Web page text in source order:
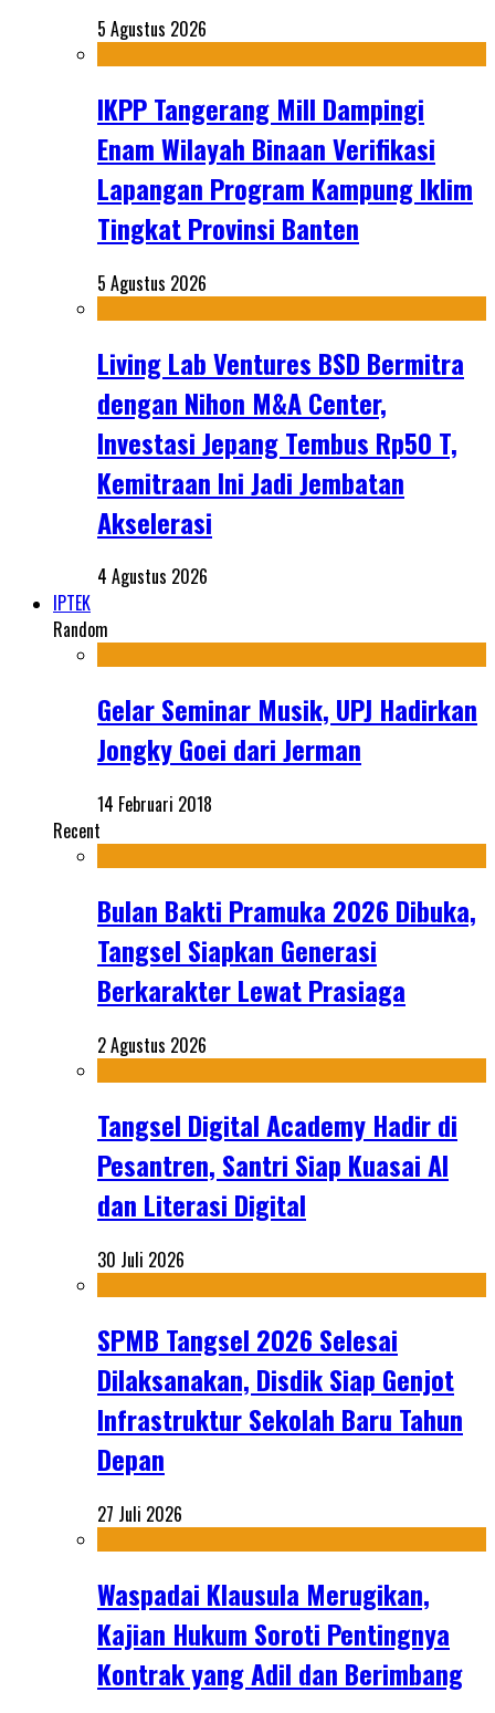
5 Agustus 2026
IKPP Tangerang Mill Dampingi
Enam Wilayah Binaan Verifikasi
Lapangan Program Kampung Iklim
Tingkat Provinsi Banten
5 Agustus 2026
Living Lab Ventures BSD Bermitra
dengan Nihon M&A Center,
Investasi Jepang Tembus Rp50 T,
Kemitraan Ini Jadi Jembatan
Akselerasi
4 Agustus 2026
IPTEK
Random
Gelar Seminar Musik, UPJ Hadirkan
Jongky Goei dari Jerman
14 Februari 2018
Recent
Bulan Bakti Pramuka 2026 Dibuka,
Tangsel Siapkan Generasi
Berkarakter Lewat Prasiaga
2 Agustus 2026
Tangsel Digital Academy Hadir di
Pesantren, Santri Siap Kuasai AI
dan Literasi Digital
30 Juli 2026
SPMB Tangsel 2026 Selesai
Dilaksanakan, Disdik Siap Genjot
Infrastruktur Sekolah Baru Tahun
Depan
27 Juli 2026
Waspadai Klausula Merugikan,
Kajian Hukum Soroti Pentingnya
Kontrak yang Adil dan Berimbang